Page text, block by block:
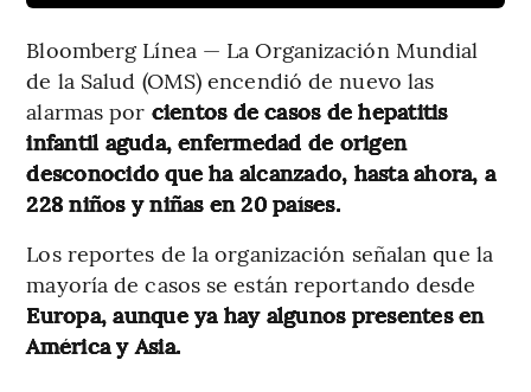
Bloomberg Línea — La Organización Mundial
de la Salud (OMS) encendió de nuevo las
alarmas por cientos de casos de hepatitis
infantil aguda, enfermedad de origen
desconocido que ha alcanzado, hasta ahora, a
228 niños y niñas en 20 países.
Los reportes de la organización señalan que la
mayoría de casos se están reportando desde
Europa, aunque ya hay algunos presentes en
América y Asia.